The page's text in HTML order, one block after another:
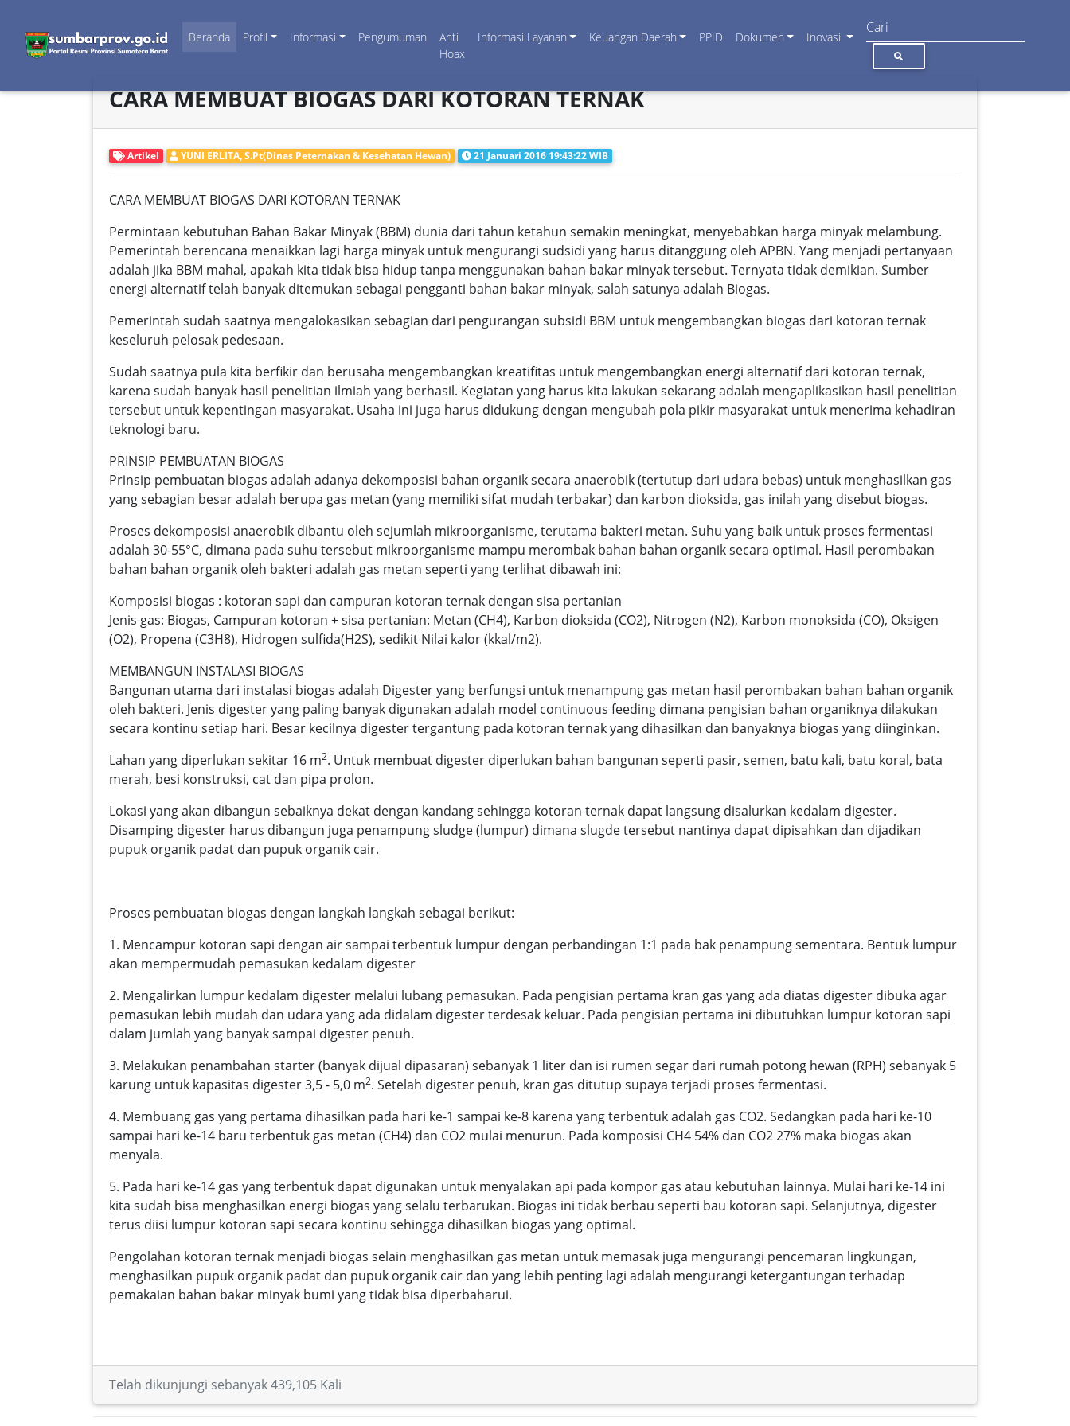
Beranda Profil Informasi Pengumuman
Anti
Hoax
Informasi Layanan Keuangan Daerah PPID Dokumen Inovasi
CARA MEMBUAT BIOGAS DARI KOTORAN TERNAK
Artikel YUNI ERLITA, S.Pt(Dinas Peternakan & Kesehatan Hewan) 21 Januari 2016 19:43:22 WIB
CARA MEMBUAT BIOGAS DARI KOTORAN TERNAK
Permintaan kebutuhan Bahan Bakar Minyak (BBM) dunia dari tahun ketahun semakin meningkat, menyebabkan harga minyak melambung.
Pemerintah berencana menaikkan lagi harga minyak untuk mengurangi sudsidi yang harus ditanggung oleh APBN. Yang menjadi pertanyaan
adalah jika BBM mahal, apakah kita tidak bisa hidup tanpa menggunakan bahan bakar minyak tersebut. Ternyata tidak demikian. Sumber
energi alternatif telah banyak ditemukan sebagai pengganti bahan bakar minyak, salah satunya adalah Biogas.
Pemerintah sudah saatnya mengalokasikan sebagian dari pengurangan subsidi BBM untuk mengembangkan biogas dari kotoran ternak
keseluruh pelosak pedesaan.
Sudah saatnya pula kita berfikir dan berusaha mengembangkan kreatifitas untuk mengembangkan energi alternatif dari kotoran ternak,
karena sudah banyak hasil penelitian ilmiah yang berhasil. Kegiatan yang harus kita lakukan sekarang adalah mengaplikasikan hasil penelitian
tersebut untuk kepentingan masyarakat. Usaha ini juga harus didukung dengan mengubah pola pikir masyarakat untuk menerima kehadiran
teknologi baru.
PRINSIP PEMBUATAN BIOGAS
Prinsip pembuatan biogas adalah adanya dekomposisi bahan organik secara anaerobik (tertutup dari udara bebas) untuk menghasilkan gas
yang sebagian besar adalah berupa gas metan (yang memiliki sifat mudah terbakar) dan karbon dioksida, gas inilah yang disebut biogas.
Proses dekomposisi anaerobik dibantu oleh sejumlah mikroorganisme, terutama bakteri metan. Suhu yang baik untuk proses fermentasi
adalah 30-55°C, dimana pada suhu tersebut mikroorganisme mampu merombak bahan bahan organik secara optimal. Hasil perombakan
bahan bahan organik oleh bakteri adalah gas metan seperti yang terlihat dibawah ini:
Komposisi biogas : kotoran sapi dan campuran kotoran ternak dengan sisa pertanian
Jenis gas: Biogas, Campuran kotoran + sisa pertanian: Metan (CH4), Karbon dioksida (CO2), Nitrogen (N2), Karbon monoksida (CO), Oksigen
(O2), Propena (C3H8), Hidrogen sulfida(H2S), sedikit Nilai kalor (kkal/m2).
MEMBANGUN INSTALASI BIOGAS
Bangunan utama dari instalasi biogas adalah Digester yang berfungsi untuk menampung gas metan hasil perombakan bahan bahan organik
oleh bakteri. Jenis digester yang paling banyak digunakan adalah model continuous feeding dimana pengisian bahan organiknya dilakukan
secara kontinu setiap hari. Besar kecilnya digester tergantung pada kotoran ternak yang dihasilkan dan banyaknya biogas yang diinginkan.
Lahan yang diperlukan sekitar 16 m2. Untuk membuat digester diperlukan bahan bangunan seperti pasir, semen, batu kali, batu koral, bata
merah, besi konstruksi, cat dan pipa prolon.
Lokasi yang akan dibangun sebaiknya dekat dengan kandang sehingga kotoran ternak dapat langsung disalurkan kedalam digester.
Disamping digester harus dibangun juga penampung sludge (lumpur) dimana slugde tersebut nantinya dapat dipisahkan dan dijadikan
pupuk organik padat dan pupuk organik cair.
Proses pembuatan biogas dengan langkah langkah sebagai berikut:
1. Mencampur kotoran sapi dengan air sampai terbentuk lumpur dengan perbandingan 1:1 pada bak penampung sementara. Bentuk lumpur
akan mempermudah pemasukan kedalam digester
2. Mengalirkan lumpur kedalam digester melalui lubang pemasukan. Pada pengisian pertama kran gas yang ada diatas digester dibuka agar
pemasukan lebih mudah dan udara yang ada didalam digester terdesak keluar. Pada pengisian pertama ini dibutuhkan lumpur kotoran sapi
dalam jumlah yang banyak sampai digester penuh.
3. Melakukan penambahan starter (banyak dijual dipasaran) sebanyak 1 liter dan isi rumen segar dari rumah potong hewan (RPH) sebanyak 5
karung untuk kapasitas digester 3,5 - 5,0 m2. Setelah digester penuh, kran gas ditutup supaya terjadi proses fermentasi.
4. Membuang gas yang pertama dihasilkan pada hari ke-1 sampai ke-8 karena yang terbentuk adalah gas CO2. Sedangkan pada hari ke-10
sampai hari ke-14 baru terbentuk gas metan (CH4) dan CO2 mulai menurun. Pada komposisi CH4 54% dan CO2 27% maka biogas akan
menyala.
5. Pada hari ke-14 gas yang terbentuk dapat digunakan untuk menyalakan api pada kompor gas atau kebutuhan lainnya. Mulai hari ke-14 ini
kita sudah bisa menghasilkan energi biogas yang selalu terbarukan. Biogas ini tidak berbau seperti bau kotoran sapi. Selanjutnya, digester
terus diisi lumpur kotoran sapi secara kontinu sehingga dihasilkan biogas yang optimal.
Pengolahan kotoran ternak menjadi biogas selain menghasilkan gas metan untuk memasak juga mengurangi pencemaran lingkungan,
menghasilkan pupuk organik padat dan pupuk organik cair dan yang lebih penting lagi adalah mengurangi ketergantungan terhadap
pemakaian bahan bakar minyak bumi yang tidak bisa diperbaharui.
Telah dikunjungi sebanyak 439,105 Kali